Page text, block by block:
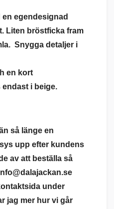
egendesignad
Liten bröstficka fram
Snygga detaljer i
en kort
i beige.
så länge en
upp efter kundens
av att beställa så
under
jag mer hur vi går